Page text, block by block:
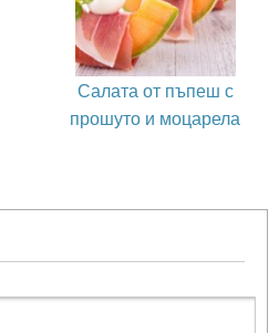
Салата от пъпеш с
прошуто и моцарела